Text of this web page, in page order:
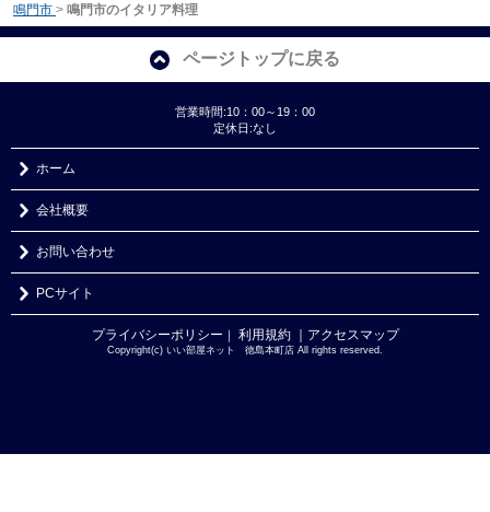
鳴門市 > 鳴門市のイタリア料理
ページトップに戻る
営業時間:10：00～19：00
定休日:なし
ホーム
会社概要
お問い合わせ
PCサイト
プライバシーポリシー ｜ 利用規約 ｜アクセスマップ
Copyright(c) いい部屋ネット 徳島本町店 All rights reserved.